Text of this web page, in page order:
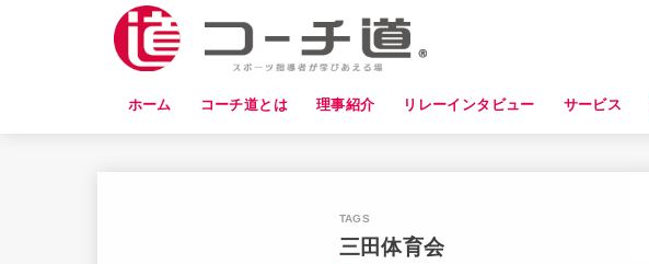
ホーム コーチ道とは 理事紹介 リレーインタビュー サービス
三田体育会